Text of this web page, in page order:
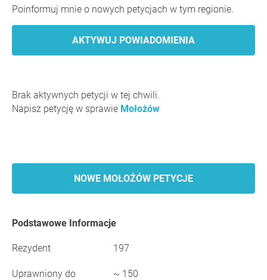
Poinformuj mnie o nowych petycjach w tym regionie.
Brak aktywnych petycji w tej chwili.
Napisz petycję w sprawie Mołożów
NOWE MOŁOŻÓW PETYCJE
Podstawowe Informacje
Rezydent 197
Uprawniony do
~ 150